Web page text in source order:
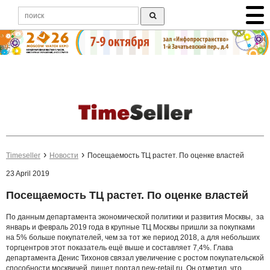
Timeseller Новости Посещаемость ТЦ растет. По оценке властей
23 April 2019
Посещаемость ТЦ растет. По оценке властей
По данным департамента экономической политики и развития Москвы, за
январь и февраль 2019 года в крупные ТЦ Москвы пришли за покупками
на 5% больше покупателей, чем за тот же период 2018, а для небольших
торгцентров этот показатель ещё выше и составляет 7,4%. Глава
департамента Денис Тихонов связал увеличение с ростом покупательской
способности москвичей, пишет портал new-retail.ru . Он отметил, что